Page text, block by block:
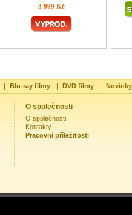
3 999 Kč
| Blu-ray filmy | DVD filmy |
O společnosti
O společnosti
Kontakty
Pracovní příležitosti